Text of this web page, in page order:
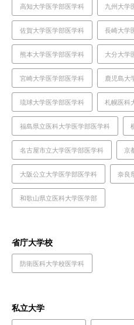
高知大学医学部医学科 九州大学
佐賀大学医学部医学科 長崎大学
熊本大学医学部医学科 大分大学
宮崎大学医学部医学科 鹿児島大
琉球大学医学部医学科 札幌医科
福島県立医科大学医学部医学科
名古屋市立大学医学部医学科 京
大阪公立大学医学部医学科 奈良
和歌山県立医科大学医学部
省庁大学校
防衛医科大学校医学科
私立大学